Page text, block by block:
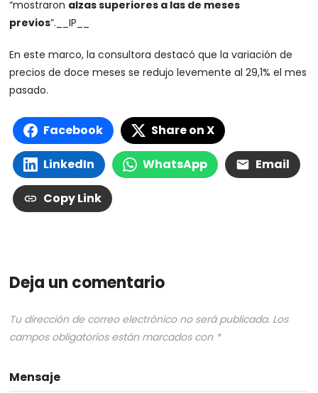
“mostraron alzas superiores a las de meses
previos”. __IP__
En este marco, la consultora destacó que la variación de
precios de doce meses se redujo levemente al 29,1% el mes
pasado.
Facebook Share on X
LinkedIn WhatsApp Email
Copy Link
Deja un comentario
Tu dirección de correo electrónico no será publicada. Los
campos obligatorios están marcados con *
Mensaje